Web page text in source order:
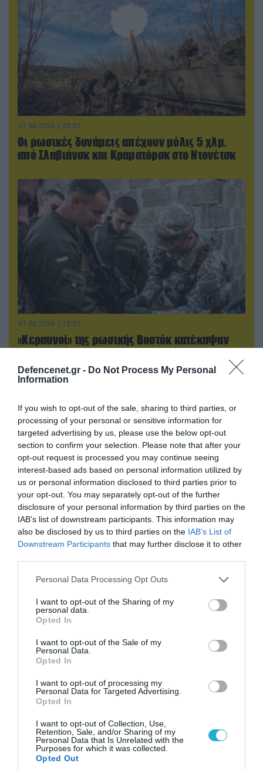
Defencenet.gr - Do Not Process My Personal
Information
If you wish to opt-out of the sale, sharing to third parties, or
processing of your personal or sensitive information for
targeted advertising by us, please use the below opt-out
section to confirm your selection. Please note that after your
opt-out request is processed you may continue seeing
interest-based ads based on personal information utilized by
us or personal information disclosed to third parties prior to
your opt-out. You may separately opt-out of the further
disclosure of your personal information by third parties on the
IAB’s list of downstream participants. This information may
also be disclosed by us to third parties on the IAB’s List of
Downstream Participants that may further disclose it to other
Please note that this website/app uses one or more Google
not limited to your visit or usage behaviour. You may click to
grant or deny consent to Google and its third-party tags to
use your data for below specified purposes in below Google
consent section.
Personal Data Processing Opt Outs
I want to opt-out of the Sharing of my
personal data.
Opted In
I want to opt-out of the Sale of my
Personal Data.
Opted In
I want to opt-out of processing my
Personal Data for Targeted Advertising.
Opted In
I want to opt-out of Collection, Use,
Retention, Sale, and/or Sharing of my
Personal Data that Is Unrelated with the
Purposes for which it was collected.
Opted Out
07.08.2026 | 08:02
Οι ρωσικές δυνάμεις απέχουν μόλις 5 χλμ.
από Σλαβιάνσκ και Κραματόρσκ στο Ντονέτσκ
07.08.2026 | 18:02
«Κεραυνοί» της ρωσικής Βοστόκ κατέκαψαν
εξοπλισμό των ΗΠΑ με Ουκρανούς και
Αμερικανούς μισθοφόρους – Δείτε βίντεο
07.08.2026 | 19:02
Απετράπη το εγχείρημα Ουκρανών για
αντεπίθεση στο Κολομίγτσι: Δείτε το πριν & το
μετά της προσπάθειάς τους (βίντεο)
ΠΟΛΙΤΙΚΗ